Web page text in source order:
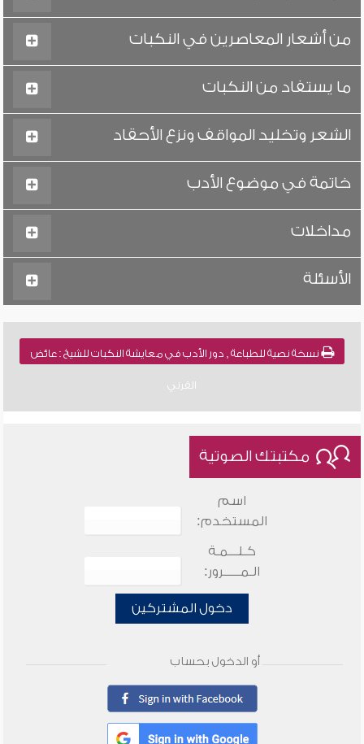
من أشعار المعاصرين في النكبات
ما يستفاد من النكبات
الشعر وتخليد المواقف ونزع الأحقاد
خاتمة في موضوع الأدب
مداخلات
الأسئلة
نسخة نصية للطباعة , دور الأدب في معايشة النكبات للشيخ : عائض
القرني
مكتبتك الصوتية
اسم
المستخدم:
كـلـــمـة
الـمـــــرور:
دخول المشتركين
أو الدخول بحساب